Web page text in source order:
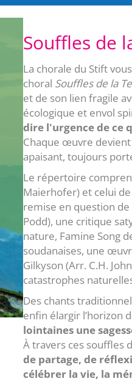
Souffles de
La chorale du Stift
choral Souffles de la
et de son lien fragile
écologique et envol
dire l'urgence de ce
Chaque œuvre
apaisant, toujours
Le répertoire
Maierhofer) et celui
remise en question de
Podd), une critique
nature, Famine Song
soudanaises, une
Gilkyson (Arr. C.H.
catastrophes
Des chants
enfin élargir l’horizon
lointaines une
À travers ces souffles
de partage, de
célébrer la vie, la